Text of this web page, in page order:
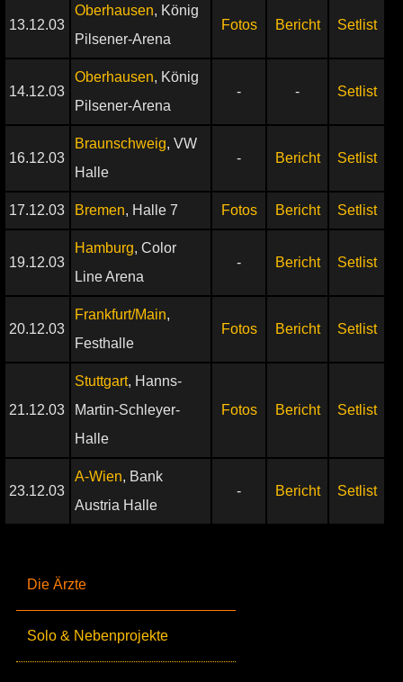
Die Ärzte
Solo & Nebenprojekte
13.12.03
Oberhausen, König
Pilsener-Arena
Fotos Bericht Setlist
14.12.03
Oberhausen, König
Pilsener-Arena
- - Setlist
16.12.03
Braunschweig, VW
Halle
- Bericht Setlist
17.12.03 Bremen, Halle 7 Fotos Bericht Setlist
19.12.03
Hamburg, Color
Line Arena
- Bericht Setlist
20.12.03
Frankfurt/Main,
Festhalle
Fotos Bericht Setlist
21.12.03
Stuttgart, Hanns-
Martin-Schleyer-
Halle
Fotos Bericht Setlist
23.12.03
A-Wien, Bank
Austria Halle
- Bericht Setlist